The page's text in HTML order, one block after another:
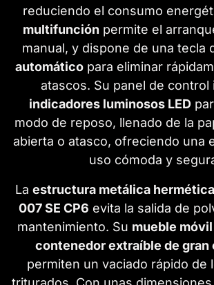
reduciendo el consumo
multifunción permite el
manual, y dispone de una tecla
automático para eliminar
atascos. Su panel de control
indicadores luminosos LED
modo de reposo, llenado de la
abierta o atasco, ofreciendo una
uso cómoda y
La estructura metálica hermética
007 SE CP6 evita la salida de
mantenimiento. Su mueble
contenedor extraíble de gran
permiten un vaciado rápido de